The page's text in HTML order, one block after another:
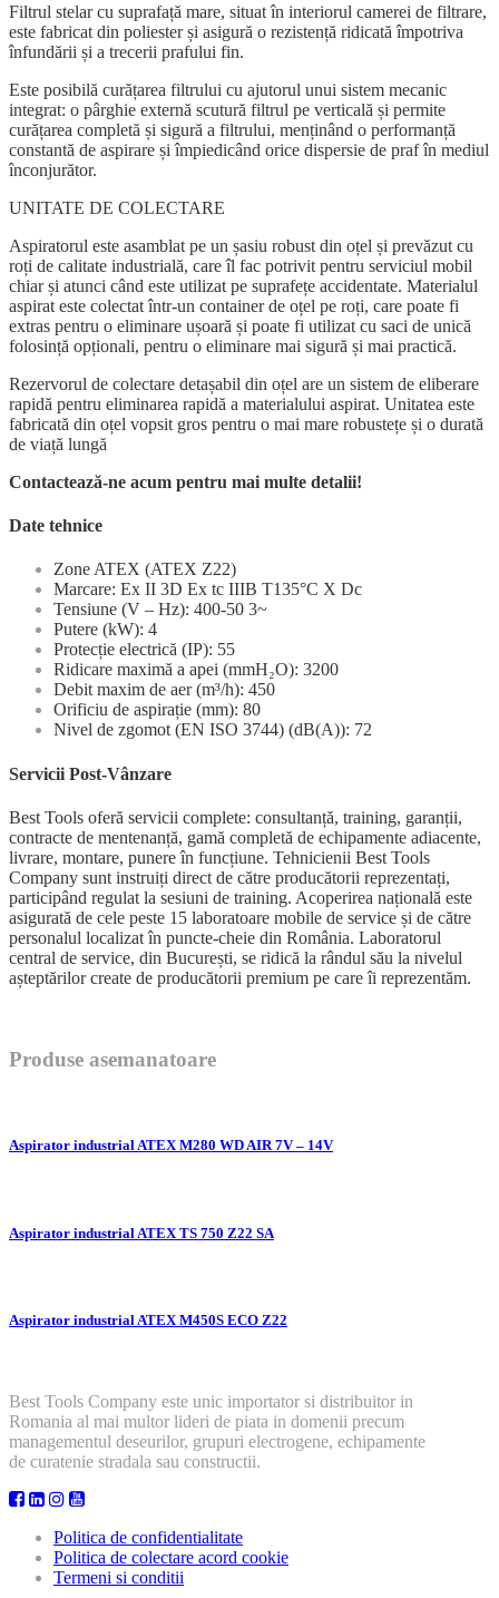
Filtrul stelar cu suprafață mare, situat în interiorul camerei de filtrare,
este fabricat din poliester și asigură o rezistență ridicată împotriva
înfundării și a trecerii prafului fin.
Este posibilă curățarea filtrului cu ajutorul unui sistem mecanic
integrat: o pârghie externă scutură filtrul pe verticală și permite
curățarea completă și sigură a filtrului, menținând o performanță
constantă de aspirare și împiedicând orice dispersie de praf în mediul
înconjurător.
UNITATE DE COLECTARE
Aspiratorul este asamblat pe un șasiu robust din oțel și prevăzut cu
roți de calitate industrială, care îl fac potrivit pentru serviciul mobil
chiar și atunci când este utilizat pe suprafețe accidentate. Materialul
aspirat este colectat într-un container de oțel pe roți, care poate fi
extras pentru o eliminare ușoară și poate fi utilizat cu saci de unică
folosință opționali, pentru o eliminare mai sigură și mai practică.
Rezervorul de colectare detașabil din oțel are un sistem de eliberare
rapidă pentru eliminarea rapidă a materialului aspirat. Unitatea este
fabricată din oțel vopsit gros pentru o mai mare robustețe și o durată
de viață lungă
Contactează-ne acum pentru mai multe detalii!
Date tehnice
Zone ATEX (ATEX Z22)
Marcare: Ex II 3D Ex tc IIIB T135°C X Dc
Tensiune (V – Hz): 400-50 3~
Putere (kW): 4
Protecție electrică (IP): 55
Ridicare maximă a apei (mmH₂O): 3200
Debit maxim de aer (m³/h): 450
Orificiu de aspirație (mm): 80
Nivel de zgomot (EN ISO 3744) (dB(A)): 72
Servicii Post-Vânzare
Best Tools oferă servicii complete: consultanță, training, garanții,
contracte de mentenanță, gamă completă de echipamente adiacente,
livrare, montare, punere în funcțiune. Tehnicienii Best Tools
Company sunt instruiți direct de către producătorii reprezentați,
participând regulat la sesiuni de training. Acoperirea națională este
asigurată de cele peste 15 laboratoare mobile de service și de către
personalul localizat în puncte-cheie din România. Laboratorul
central de service, din București, se ridică la rândul său la nivelul
așteptărilor create de producătorii premium pe care îi reprezentăm.
Produse asemanatoare
Aspirator industrial ATEX M280 WD AIR 7V – 14V
Aspirator industrial ATEX TS 750 Z22 SA
Aspirator industrial ATEX M450S ECO Z22
Best Tools Company este unic importator si distribuitor in
Romania al mai multor lideri de piata in domenii precum
managementul deseurilor, grupuri electrogene, echipamente
de curatenie stradala sau constructii.
Politica de confidentialitate
Politica de colectare acord cookie
Termeni si conditii